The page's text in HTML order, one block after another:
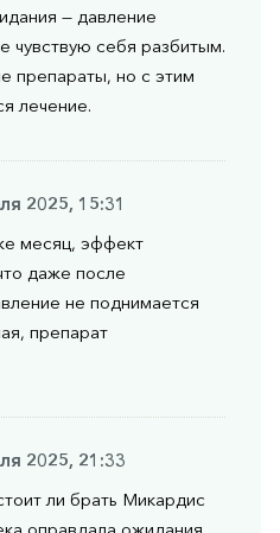
— давление
чувствую себя разбитым.
препараты, но с этим
лечение.
2025, 15:31
месяц, эффект
даже после
не поднимается
препарат
2025, 21:33
ли брать Микардис
оправдала ожидания.